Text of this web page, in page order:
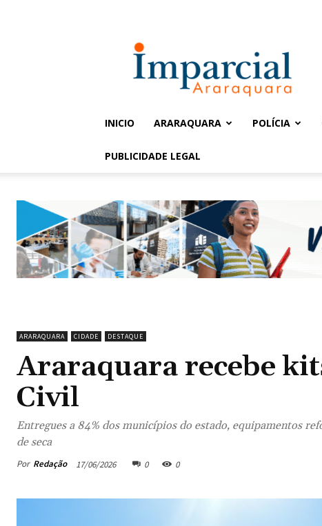
Imparcial
INICIO ARARAQUARA POLÍCIA
PUBLICIDADE LEGAL
ARARAQUARA CIDADE DESTAQUE
Araraquara recebe
Civil
Entregues a 84% dos municípios do estado, equipamentos
de seca
Por Redação 17/06/2026 0 0